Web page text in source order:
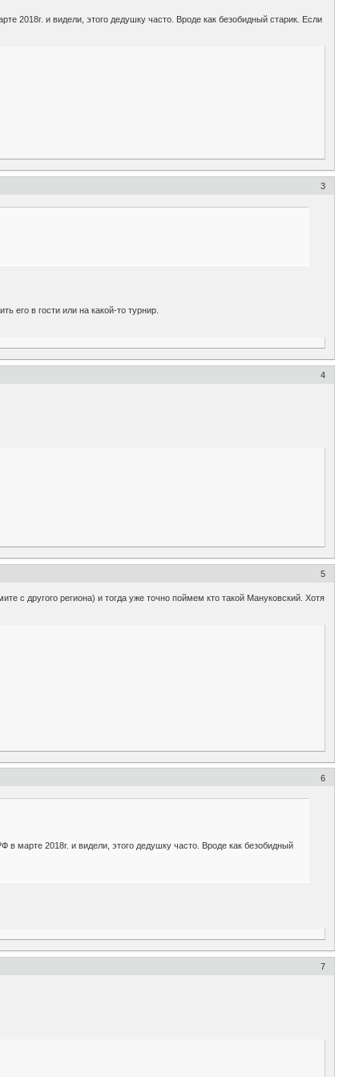
2018г. и видели, этого дедушку часто. Вроде как безобидный старик. Если
3
его в гости или на какой-то турнир.
4
5
с другого региона) и тогда уже точно поймем кто такой Мануковский. Хотя
6
марте 2018г. и видели, этого дедушку часто. Вроде как безобидный
7